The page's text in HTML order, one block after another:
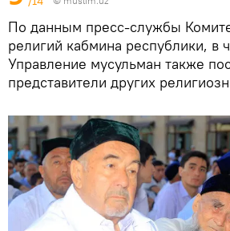
По данным пресс-службы
религий кабмина республики, в
Управление мусульман также
представители других